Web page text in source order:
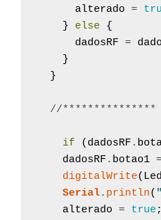
alterado =
}
else
{
dadosRF =
}
}
//***************
if ( dadosRF .
dadosRF . botao1
digitalWrite(
Serial. println(
alterado = true ;